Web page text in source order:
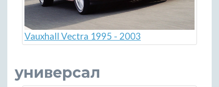
Vauxhall Vectra 1995 - 2003
универсал